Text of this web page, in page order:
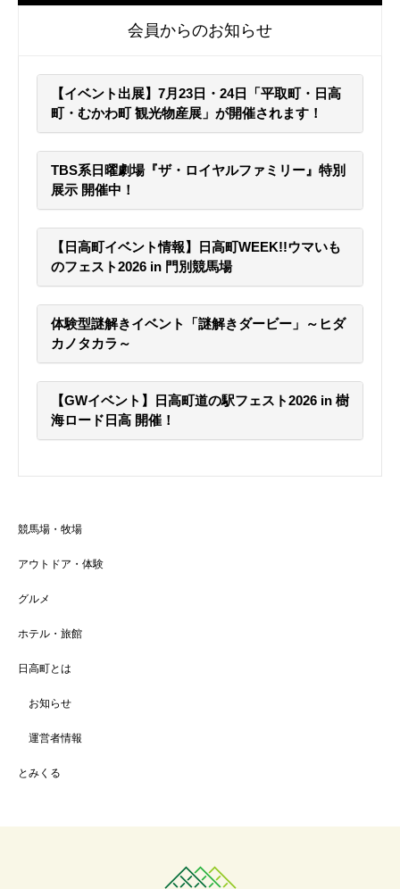
会員からのお知らせ
【イベント出展】7月23日・24日「平取町・日高
町・むかわ町 観光物産展」が開催されます！
TBS系日曜劇場『ザ・ロイヤルファミリー』特別
展示 開催中！
【日高町イベント情報】日高町WEEK!!ウマいも
のフェスト2026 in 門別競馬場
体験型謎解きイベント「謎解きダービー」～ヒダ
カノタカラ～
【GWイベント】日高町道の駅フェスト2026 in 樹
海ロード日高 開催！
競馬場・牧場
アウトドア・体験
グルメ
ホテル・旅館
日高町とは
お知らせ
運営者情報
とみくる